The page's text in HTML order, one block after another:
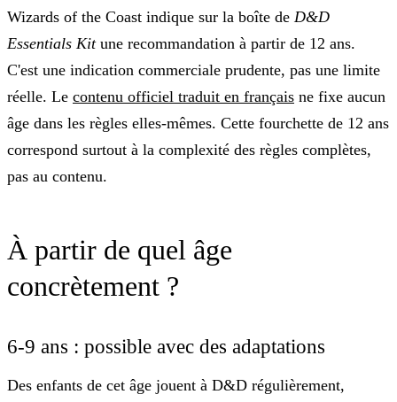
Wizards of the Coast indique sur la boîte de D&D
Essentials Kitune recommandation à partir de 12 ans.
C'est une indication commerciale prudente, pas une limite
réelle. Le contenu officiel traduit en français ne fixe aucun
âge dans les règles elles-mêmes. Cette fourchette de 12 ans
correspond surtout à la complexité des règles complètes,
pas au contenu.
À partir de quel âge
concrètement ?
6-9 ans : possible avec des adaptations
Des enfants de cet âge jouent à D&D régulièrement,